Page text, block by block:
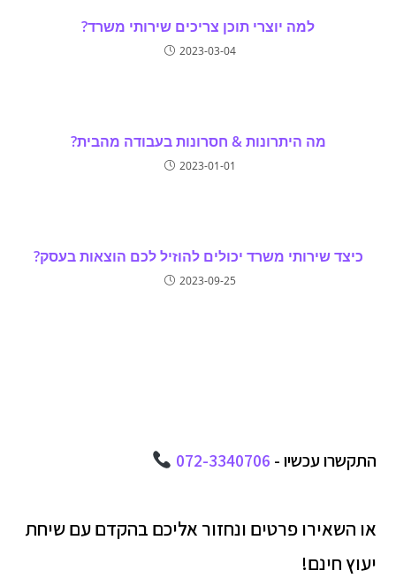
למה יוצרי תוכן צריכים שירותי משרד?
2023-03-04
מה היתרונות & חסרונות בעבודה מהבית?
2023-01-01
כיצד שירותי משרד יכולים להוזיל לכם הוצאות בעסק?
2023-09-25
התקשרו עכשיו - 072-3340706
או השאירו פרטים ונחזור אליכם בהקדם עם שיחת
יעוץ חינם!